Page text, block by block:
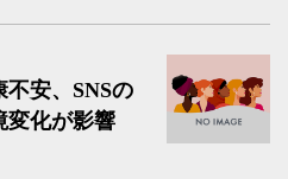
安、SNSの
変化が影響